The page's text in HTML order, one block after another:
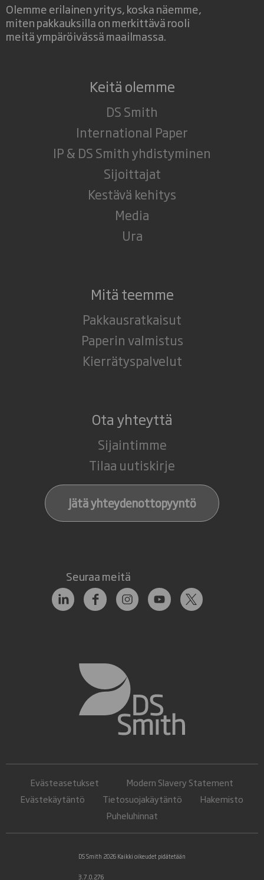
Olemme erilainen yritys, koska näemme,
miten pakkauksilla on merkittävä rooli
meitä ympäröivässä maailmassa.
Keitä olemme
DS Smith
International Paper
IP & DS Smith yhdistyminen
Sijoittajat
Kestävä kehitys
Media
Ura
Mitä teemme
Pakkausratkaisut
Paperin valmistus
Kierrätyspalvelut
Ota yhteyttä
Sijaintimme
Tilaa uutiskirje
Jätä yhteydenottopyyntö
Seuraa meitä
Evästeasetukset
Modern Slavery Statement
Evästekäytäntö
Tietosuojakäytäntö
Hakemisto
Puheluhinnat
DS Smith 2026 Kaikki oikeudet pidätetään
3.7.0.276